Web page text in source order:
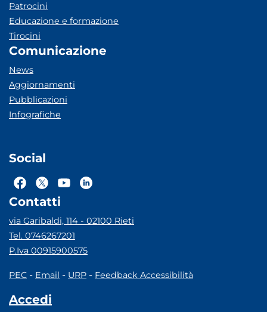
Patrocini
Educazione e formazione
Tirocini
Comunicazione
News
Aggiornamenti
Pubblicazioni
Infografiche
Social
Contatti
via Garibaldi, 114 - 02100 Rieti
Tel. 0746267201
P.Iva 00915900575
PEC - Email - URP - Feedback Accessibilità
Accedi